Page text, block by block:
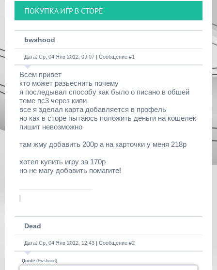
ПОКУПКА ИГР В СТОРЕ
bwshood
Дата: Ср, 04 Янв 2012, 09:07 | Сообщение #1
Всем привет
кто может разьеснить почему
я последывал способу как было о писано в обшей
теме пс3 через киви
все я зделал карта добавляется в профель
но как в сторе пытаюсь положить деньги на кошелек
пишит невозможно
там жму добавить 200р а на карточки у меня 218р
хотел купить игру за 170р
но не магу добавить помагите!
Dead
Дата: Ср, 04 Янв 2012, 12:43 | Сообщение #2
Quote (bwshood)